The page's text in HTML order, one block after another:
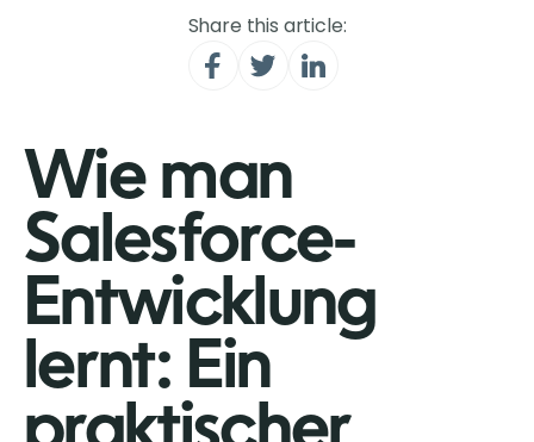
Share this article:
Wie man
Salesforce-
Entwicklung
lernt: Ein